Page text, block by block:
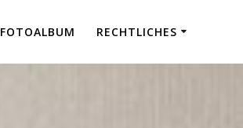
FOTOALBUM RECHTLICHES